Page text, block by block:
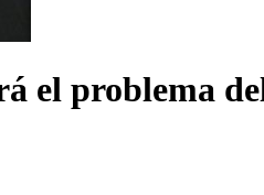
el problema